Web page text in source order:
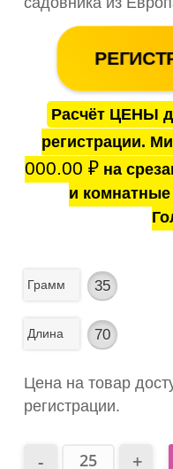
Расчёт ЦЕНЫ
регистрации.
000.00 ₽на
и
Грамм 35
Длина 70
Цена на товар
регистрации.